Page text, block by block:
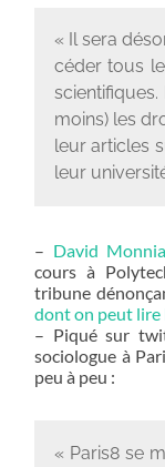
« Il sera
céder tous
moins) les
leur articles
leur
– David
cours à
tribune
dont on peut lire
– Piqué sur
sociologue à
peu à peu :
« Paris8 se